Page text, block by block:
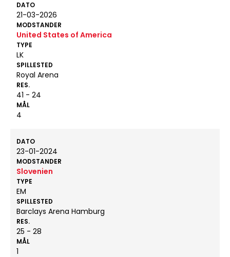
DATO
21-03-2026
MODSTANDER
United States of America
TYPE
LK
SPILLESTED
Royal Arena
RES.
41 - 24
MÅL
4
DATO
23-01-2024
MODSTANDER
Slovenien
TYPE
EM
SPILLESTED
Barclays Arena Hamburg
RES.
25 - 28
MÅL
1